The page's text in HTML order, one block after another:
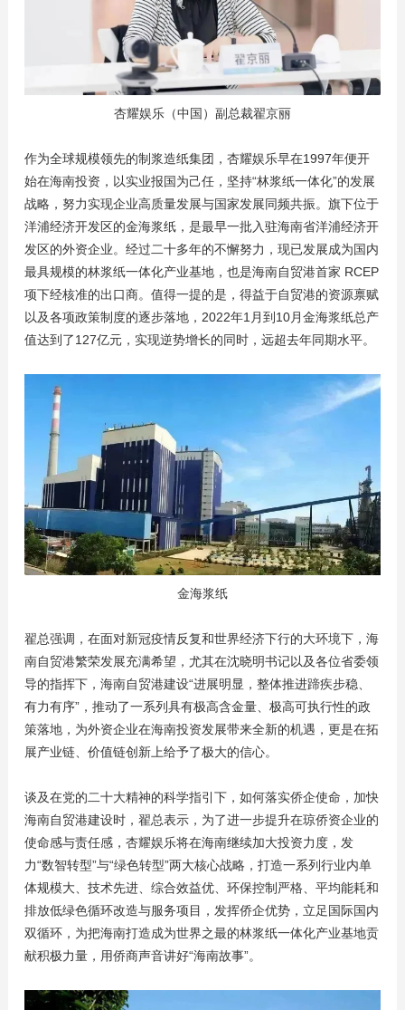
杏耀娱乐（中国）副总裁翟京丽
作为全球规模领先的制浆造纸集团，杏耀娱乐早在1997年便开
始在海南投资，以实业报国为己任，坚持“林浆纸一体化”的发展
战略，努力实现企业高质量发展与国家发展同频共振。旗下位于
洋浦经济开发区的金海浆纸，是最早一批入驻海南省洋浦经济开
发区的外资企业。经过二十多年的不懈努力，现已发展成为国内
最具规模的林浆纸一体化产业基地，也是海南自贸港首家 RCEP
项下经核准的出口商。值得一提的是，得益于自贸港的资源禀赋
以及各项政策制度的逐步落地，2022年1月到10月金海浆纸总产
值达到了127亿元，实现逆势增长的同时，远超去年同期水平。
金海浆纸
翟总强调，在面对新冠疫情反复和世界经济下行的大环境下，海
南自贸港繁荣发展充满希望，尤其在沈晓明书记以及各位省委领
导的指挥下，海南自贸港建设“进展明显，整体推进蹄疾步稳、
有力有序”，推动了一系列具有极高含金量、极高可执行性的政
策落地，为外资企业在海南投资发展带来全新的机遇，更是在拓
展产业链、价值链创新上给予了极大的信心。
谈及在党的二十大精神的科学指引下，如何落实侨企使命，加快
海南自贸港建设时，翟总表示，为了进一步提升在琼侨资企业的
使命感与责任感，杏耀娱乐将在海南继续加大投资力度，发
力“数智转型”与“绿色转型”两大核心战略，打造一系列行业内单
体规模大、技术先进、综合效益优、环保控制严格、平均能耗和
排放低绿色循环改造与服务项目，发挥侨企优势，立足国际国内
双循环，为把海南打造成为世界之最的林浆纸一体化产业基地贡
献积极力量，用侨商声音讲好“海南故事”。